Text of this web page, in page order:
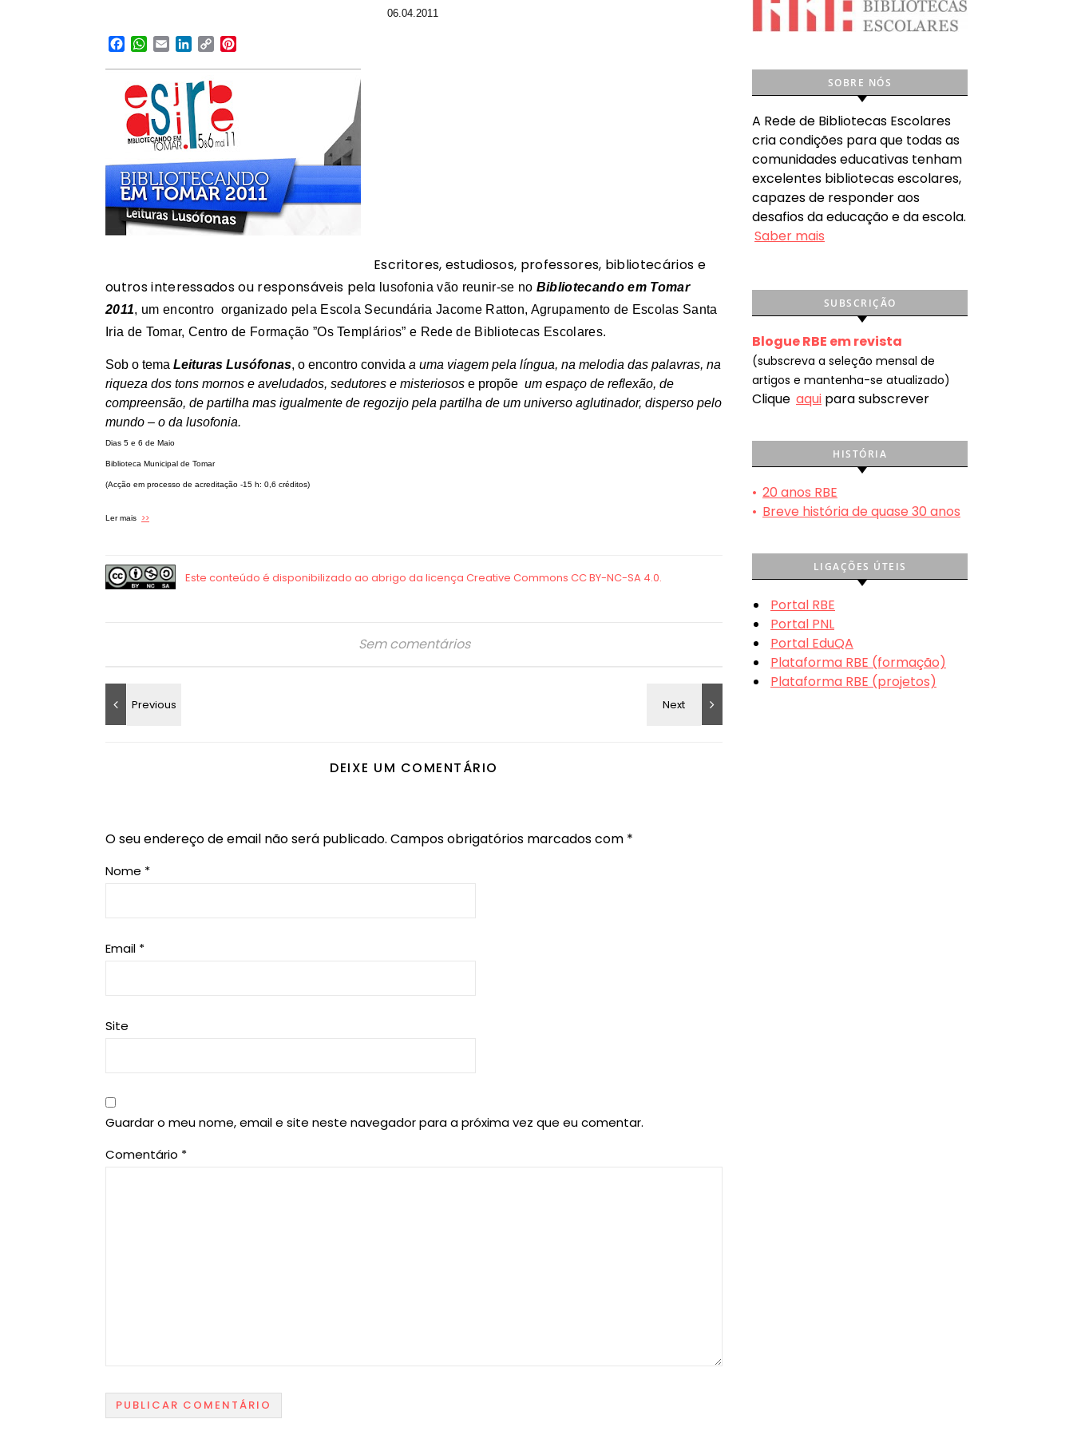
06.04.2011
Facebook
WhatsApp
EmailLinkedIn
Copy
Escritores, estudiosos, professores, bibliotecários e
outros interessados ou responsáveis pela lusofonia vão reunir-se no Bibliotecando em Tomar
2011, um encontro organizado pela Escola Secundária Jacome Ratton, Agrupamento de Escolas Santa
Iria de Tomar, Centro de Formação ”Os Templários” e Rede de Bibliotecas Escolares.
Sob o tema Leituras Lusófonas, o encontro convida a uma viagem pela língua, na melodia das palavras, na
riqueza dos tons mornos e aveludados, sedutores e misteriosos e propõe um espaço de reflexão, de
compreensão, de partilha mas igualmente de regozijo pela partilha de um universo aglutinador, disperso pelo
mundo – o da lusofonia.
Dias 5 e 6 de Maio
Biblioteca Municipal de Tomar
(Acção em processo de acreditação -15 h: 0,6 créditos)
Ler mais >>
Sem comentários
DEIXE UM COMENTÁRIO
O seu endereço de email não será publicado. Campos obrigatórios marcados com *
Nome *
Email *
Site
Guardar o meu nome, email e site neste navegador para a próxima vez que eu comentar.
Comentário *
SOBRE NÓS
A Rede de Bibliotecas Escolares
cria condições para que todas as
comunidades educativas tenham
excelentes bibliotecas escolares,
capazes de responder aos
desafios da educação e da escola.
Saber mais
SUBSCRIÇÃO
Blogue RBE em revista
(subscreva a seleção mensal de
artigos e mantenha-se atualizado)
Clique aqui para subscrever
HISTÓRIA
• 20 anos RBE
• Breve história de quase 30 anos
LIGAÇÕES ÚTEIS
Portal RBE
Portal PNL
Portal EduQA
Plataforma RBE (formação)
Plataforma RBE (projetos)